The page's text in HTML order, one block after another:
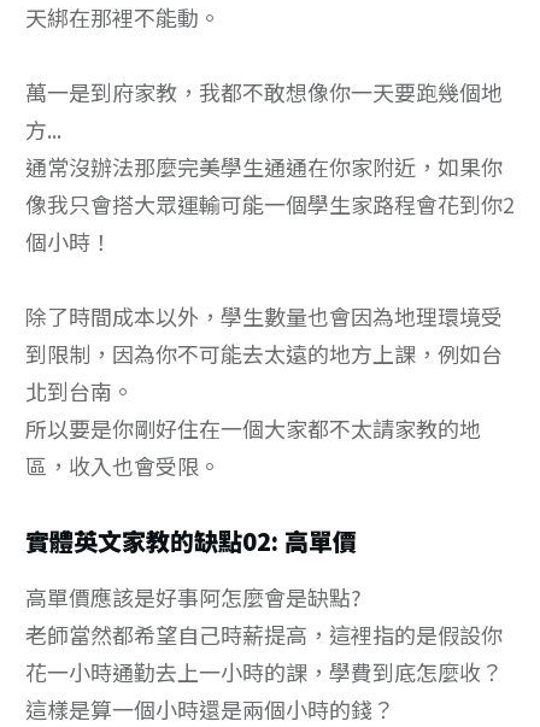
天綁在那裡不能動。
萬一是到府家教，我都不敢想像你一天要跑幾個地
方...
通常沒辦法那麼完美學生通通在你家附近，如果你
像我只會搭大眾運輸可能一個學生家路程會花到你2
個小時！
除了時間成本以外，學生數量也會因為地理環境受
到限制，因為你不可能去太遠的地方上課，例如台
北到台南。
所以要是你剛好住在一個大家都不太請家教的地
區，收入也會受限。
實體英文家教的缺點02: 高單價
高單價應該是好事阿怎麼會是缺點?
老師當然都希望自己時薪提高，這裡指的是假設你
花一小時通勤去上一小時的課，學費到底怎麼收？
這樣是算一個小時還是兩個小時的錢？